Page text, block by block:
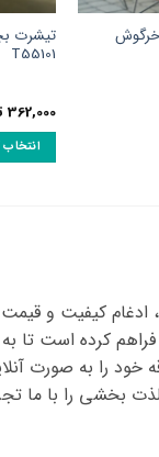
تیشرت
T55101
362,000
باشد.
گزینه
ممکن
است
ادغام کیفیت و
فراهم کرده است تا
‌خود را به صورت
‌بخشی را با ما